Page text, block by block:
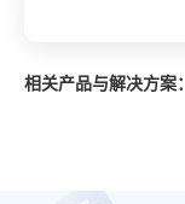
相关产品与解决方案：